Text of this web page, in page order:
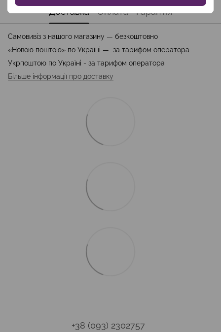
Доставка Оплата Гарантія
Самовивіз з нашого магазину — безкоштовно
«Новою поштою» по Україні — за тарифом оператора
Укрпоштою по Україні - за тарифом оператора
Більше інформації про доставку
+38 (093) 2302757